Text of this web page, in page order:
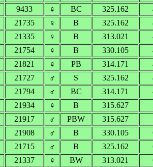
9433 ♀ BC 325.162
21735 ♀ B 325.162
21335 ♀ B 313.021
21754 ♀ B 330.105
21821 ♀ PB 314.171
21727 ♂ S 325.162
21794 ♂ BC 314.171
21934 ♀ B 315.627
21917 ♂ PBW 315.627
21908 ♂ B 330.105
21715 ♂ B 325.162
21337 ♀ BW 313.021